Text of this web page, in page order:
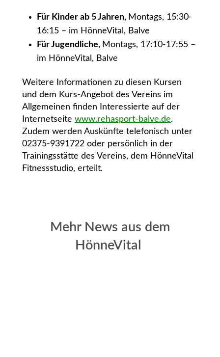
Für Kinder ab 5 Jahren, Montags, 15:30-
16:15 – im HönneVital, Balve
Für Jugendliche, Montags, 17:10-17:55 –
im HönneVital, Balve
Weitere Informationen zu diesen Kursen
und dem Kurs-Angebot des Vereins im
Allgemeinen finden Interessierte auf der
Internetseite www.rehasport-balve.de.
Zudem werden Auskünfte telefonisch unter
02375-9391722 oder persönlich in der
Trainingsstätte des Vereins, dem HönneVital
Fitnessstudio, erteilt.
Mehr News aus dem
HönneVital